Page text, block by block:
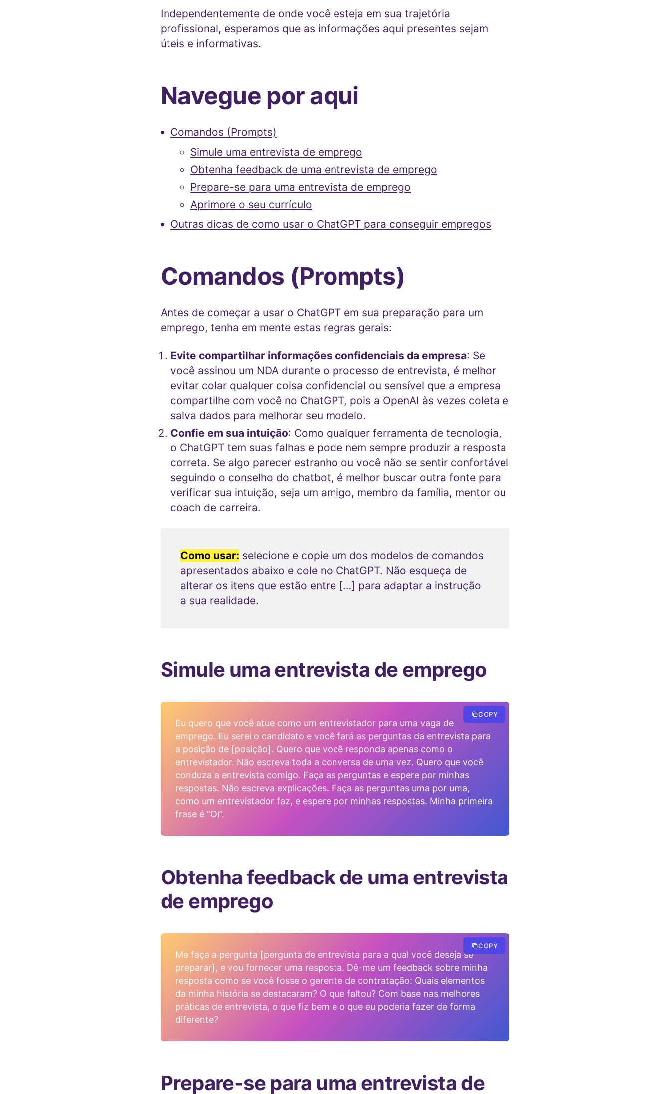
Independentemente de onde você esteja em sua trajetória
profissional, esperamos que as informações aqui presentes sejam
úteis e informativas.
Navegue por aqui
Comandos (Prompts)
Simule uma entrevista de emprego
Obtenha feedback de uma entrevista de emprego
Prepare-se para uma entrevista de emprego
Aprimore o seu currículo
Outras dicas de como usar o ChatGPT para conseguir empregos
Comandos (Prompts)
Antes de começar a usar o ChatGPT em sua preparação para um
emprego, tenha em mente estas regras gerais:
Evite compartilhar informações confidenciais da empresa: Se
você assinou um NDA durante o processo de entrevista, é melhor
evitar colar qualquer coisa confidencial ou sensível que a empresa
compartilhe com você no ChatGPT, pois a OpenAI às vezes coleta e
salva dados para melhorar seu modelo.
Confie em sua intuição: Como qualquer ferramenta de tecnologia,
o ChatGPT tem suas falhas e pode nem sempre produzir a resposta
correta. Se algo parecer estranho ou você não se sentir confortável
seguindo o conselho do chatbot, é melhor buscar outra fonte para
verificar sua intuição, seja um amigo, membro da família, mentor ou
coach de carreira.
Como usar: selecione e copie um dos modelos de comandos
apresentados abaixo e cole no ChatGPT. Não esqueça de
alterar os itens que estão entre […] para adaptar a instrução
a sua realidade.
Simule uma entrevista de emprego
Eu quero que você atue como um entrevistador para uma vaga de
emprego. Eu serei o candidato e você fará as perguntas da entrevista para
a posição de [posição]. Quero que você responda apenas como o
entrevistador. Não escreva toda a conversa de uma vez. Quero que você
conduza a entrevista comigo. Faça as perguntas e espere por minhas
respostas. Não escreva explicações. Faça as perguntas uma por uma,
como um entrevistador faz, e espere por minhas respostas. Minha primeira
frase é “Oi”.
COPY
Obtenha feedback de uma entrevista
de emprego
Me faça a pergunta [pergunta de entrevista para a qual você deseja se
preparar], e vou fornecer uma resposta. Dê-me um feedback sobre minha
resposta como se você fosse o gerente de contratação: Quais elementos
da minha história se destacaram? O que faltou? Com base nas melhores
práticas de entrevista, o que fiz bem e o que eu poderia fazer de forma
diferente?
COPY
Prepare-se para uma entrevista de